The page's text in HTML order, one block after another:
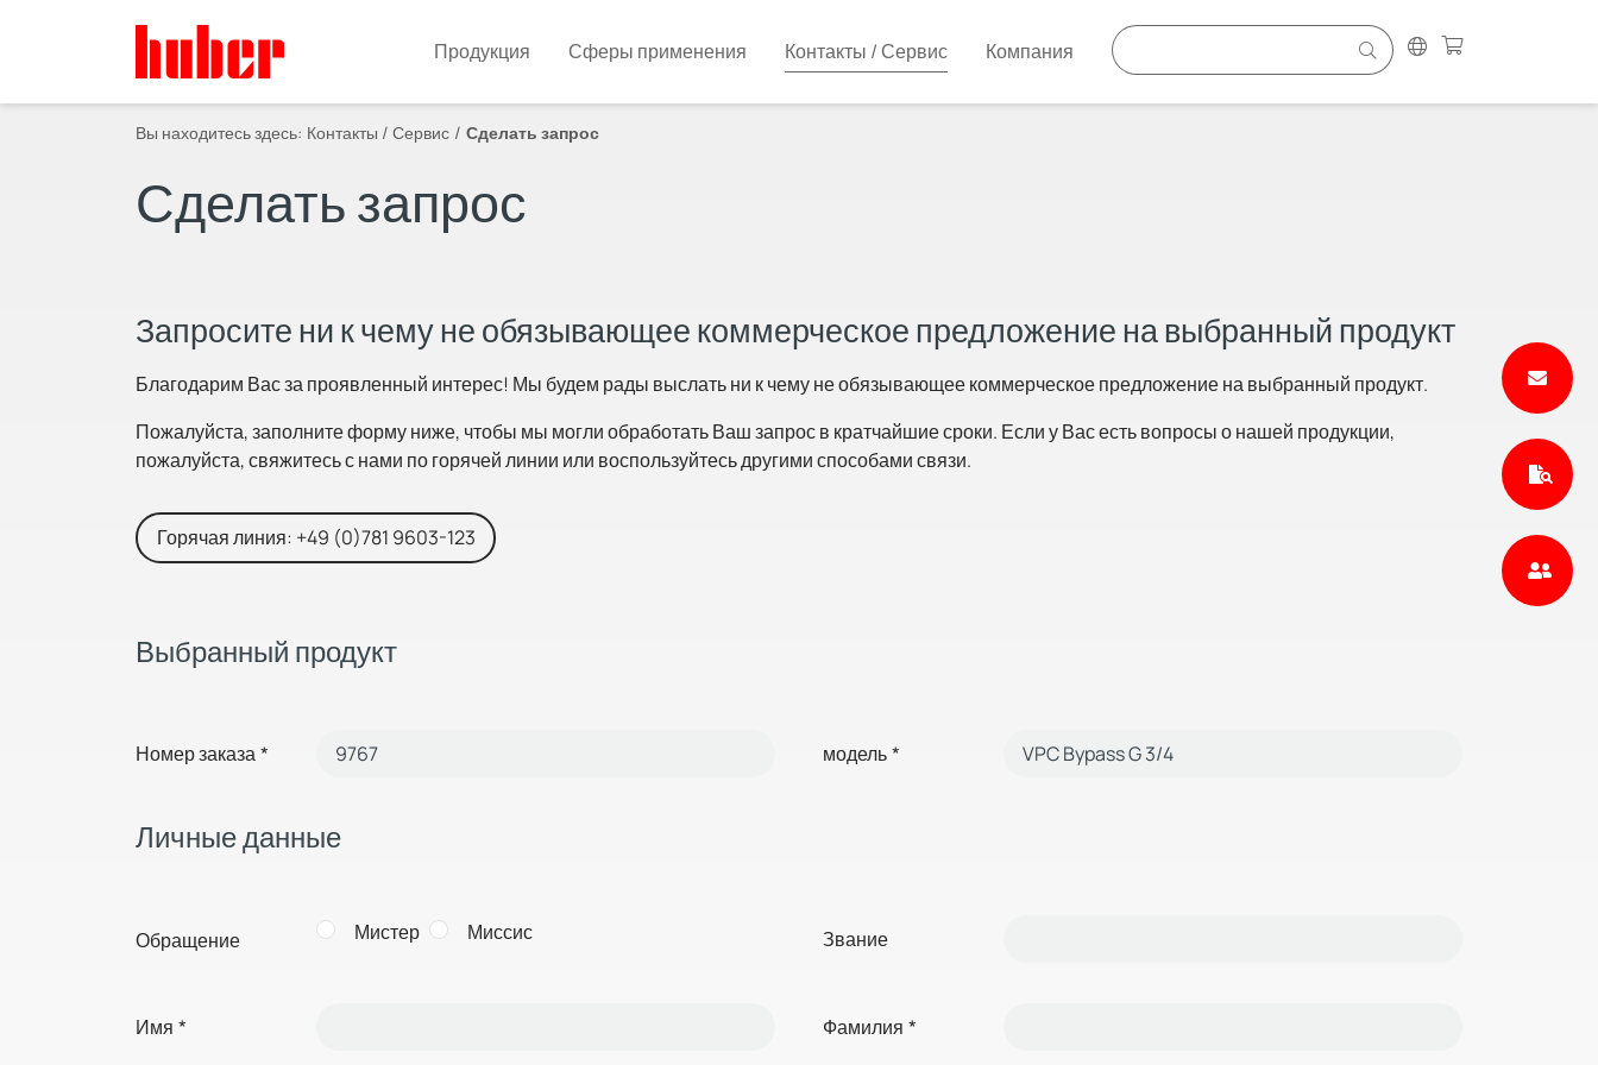
Продукция Сферы применения Контакты / Сервис Компания
Вы находитесь здесь: Контакты / Сервис Сделать запрос
Сделать запрос
Запросите ни к чему не обязывающее коммерческое предложение на выбранный продукт
Благодарим Вас за проявленный интерес! Мы будем рады выслать ни к чему не обязывающее коммерческое предложение на выбранный продукт.
Пожалуйста, заполните форму ниже, чтобы мы могли обработать Ваш запрос в кратчайшие сроки. Если у Вас есть вопросы о нашей продукции,
пожалуйста, свяжитесь с нами по горячей линии или воспользуйтесь другими способами связи.
Горячая линия: +49 (0)781 9603-123
Выбранный продукт
Номер заказа* модель*
Личные данные
Обращение Мистер Миссис Звание
Имя * Фамилия *